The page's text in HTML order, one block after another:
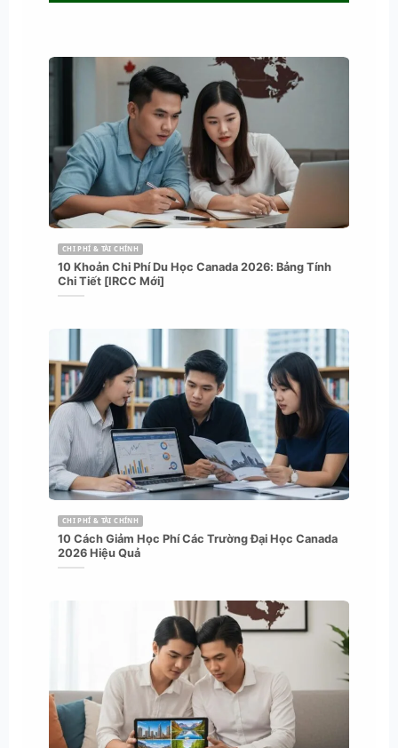
CHI PHÍ & TÀI CHÍNH
10 Khoản Chi Phí Du Học Canada 2026: Bảng Tính
Chi Tiết [IRCC Mới]
CHI PHÍ & TÀI CHÍNH
10 Cách Giảm Học Phí Các Trường Đại Học Canada
2026 Hiệu Quả